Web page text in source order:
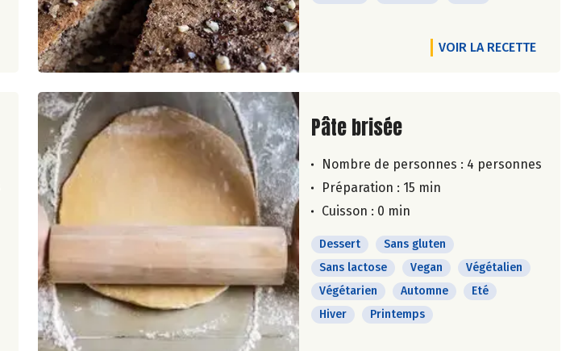
VOIR LA RECETTE
Lire la suite de la recette
Pâte brisée
Nombre de personnes : 4 personnes
Préparation : 15 min
Cuisson : 0 min
Dessert
Sans gluten
Sans lactose
Vegan
Végétalien
Végétarien
Automne
Eté
Hiver
Printemps